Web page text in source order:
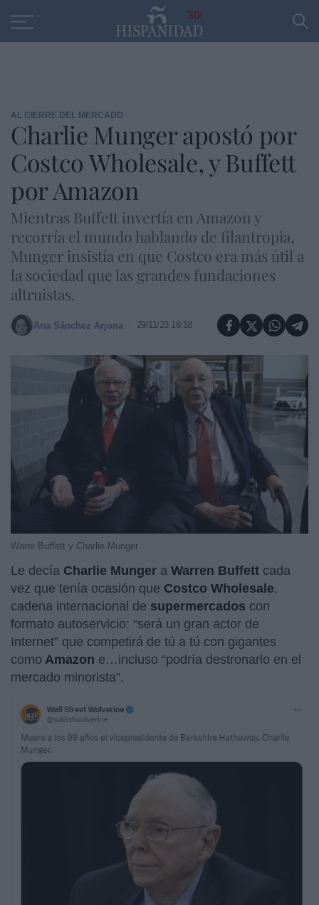
30
AL CIERRE DEL MERCADO
Charlie Munger apostó por
Costco Wholesale, y Buffett
por Amazon
Mientras Buffett invertía en Amazon y
recorría el mundo hablando de filantropia,
Munger insistía en que Costco era más útil a
la sociedad que las grandes fundaciones
altruistas.
Ana Sánchez Arjona 29/11/23 18:18
Warre Buffett y Charlie Munger
Le decía Charlie Munger a Warren Buffett cada
vez que tenía ocasión que Costco Wholesale,
cadena internacional de supermercados con
formato autoservicio: “será un gran actor de
Internet” que competirá de tú a tú con gigantes
como Amazon e…incluso “podría destronarlo en el
mercado minorista”.